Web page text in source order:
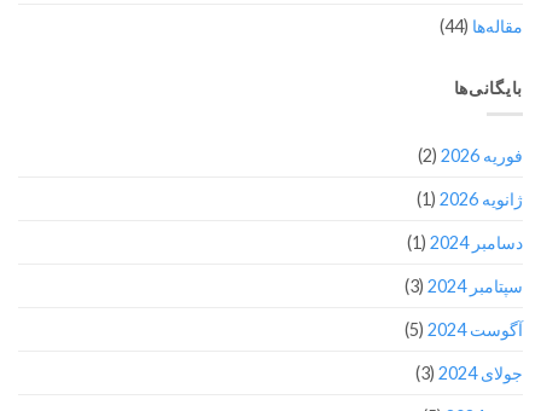
مقاله‌ها (44)
بایگانی‌ها
فوریه 2026 (2)
ژانویه 2026 (1)
دسامبر 2024 (1)
سپتامبر 2024 (3)
آگوست 2024 (5)
جولای 2024 (3)